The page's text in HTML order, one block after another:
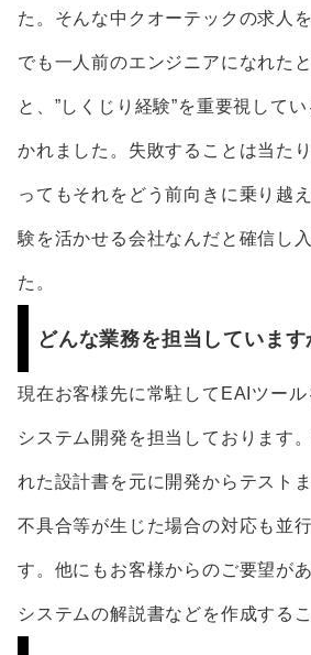
た。そんな中クオーテックの求人
でも一人前のエンジニアになれた
と、”しくじり経験”を重要視して
かれました。失敗することは当た
ってもそれをどう前向きに乗り越
験を活かせる会社なんだと確信し
た。
どんな業務を担当しています
現在お客様先に常駐してEAIツー
システム開発を担当しております
れた設計書を元に開発からテスト
不具合等が生じた場合の対応も並
す。他にもお客様からのご要望が
システムの解説書などを作成する